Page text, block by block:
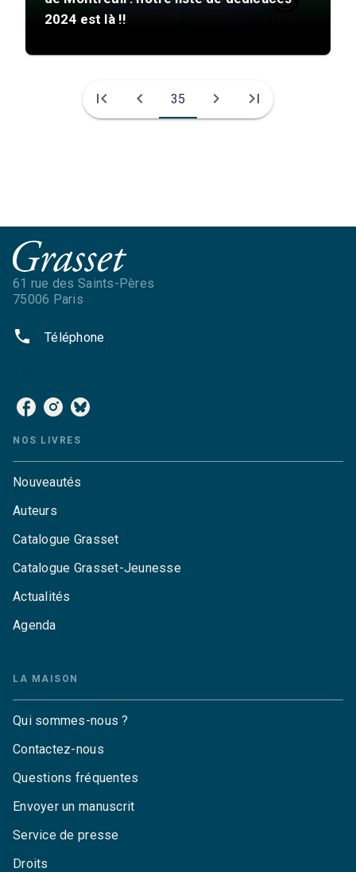
2024 est là !!
first_page chevron_left 35 chevron_right last_page
61 rue des Saints-Pères
75006 Paris
phone Téléphone
NOS LIVRES
Nouveautés
Auteurs
Catalogue Grasset
Catalogue Grasset-Jeunesse
Actualités
Agenda
LA MAISON
Qui sommes-nous ?
Contactez-nous
Questions fréquentes
Envoyer un manuscrit
Service de presse
Droits